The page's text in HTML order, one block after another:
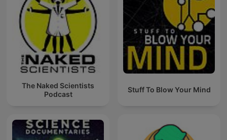
The Naked Scientists
Podcast
Stuff To Blow Your Mind